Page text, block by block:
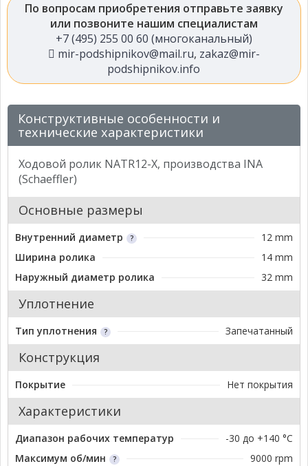
По вопросам приобретения отправьте заявку
или позвоните нашим специалистам
+7 (495) 255 00 60 (многоканальный)
mir-podshipnikov@mail.ru, zakaz@mir-
podshipnikov.info
Конструктивные особенности и
технические характеристики
Ходовой ролик NATR12-X, производства INA
(Schaeffler)
Основные размеры
Внутренний диаметр
12 mm
Ширина ролика
14 mm
Наружный диаметр ролика
32 mm
Уплотнение
Тип уплотнения Запечатанный
Конструкция
Покрытие Нет покрытия
Характеристики
Диапазон рабочих температур
-30 до +140 °C
Максимум об/мин
9000 rpm